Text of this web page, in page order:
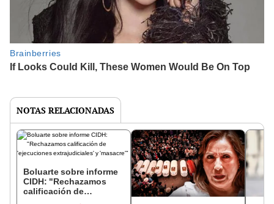
NOTAS RELACIONADAS
Boluarte sobre informe
CIDH: "Rechazamos
calificación de